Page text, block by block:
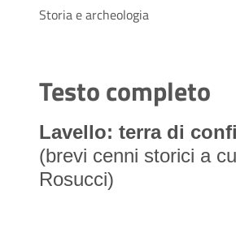
Storia e archeologia
Testo completo
Lavello: terra di
(brevi cenni storici a
Rosucci)